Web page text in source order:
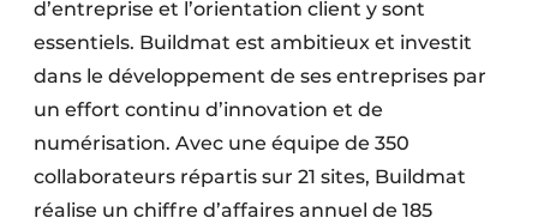
d’entreprise et l’orientation client y sont
essentiels. Buildmat est ambitieux et investit
dans le développement de ses entreprises par
un effort continu d’innovation et de
numérisation. Avec une équipe de 350
collaborateurs répartis sur 21 sites, Buildmat
réalise un chiffre d’affaires annuel de 185